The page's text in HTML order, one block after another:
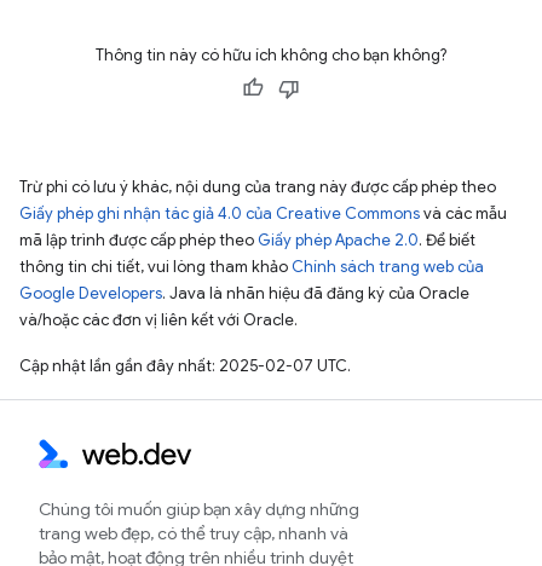
Thông tin này có hữu ích không cho bạn không?
Trừ phi có lưu ý khác, nội dung của trang này được cấp phép theo
Giấy phép ghi nhận tác giả 4.0 của Creative Commonsvà các mẫu
mã lập trình được cấp phép theo Giấy phép Apache 2.0. Để biết
thông tin chi tiết, vui lòng tham khảo Chính sách trang web của
Google Developers. Java là nhãn hiệu đã đăng ký của Oracle
và/hoặc các đơn vị liên kết với Oracle.
Cập nhật lần gần đây nhất: 2025-02-07 UTC.
Chúng tôi muốn giúp bạn xây dựng những
trang web đẹp, có thể truy cập, nhanh và
bảo mật, hoạt động trên nhiều trình duyệt